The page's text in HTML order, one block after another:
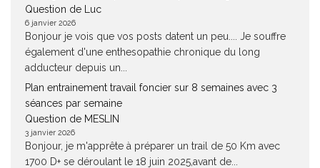
Question de Luc
6 janvier 2026
Bonjour je vois que vos posts datent un peu.... Je souffre
également d'une enthesopathie chronique du long
adducteur depuis un...
Plan entrainement travail foncier sur 8 semaines avec 3
séances par semaine
Question de MESLIN
3 janvier 2026
Bonjour, je m'apprête à préparer un trail de 50 Km avec
1700 D+ se déroulant le 18 juin 2025,avant de...